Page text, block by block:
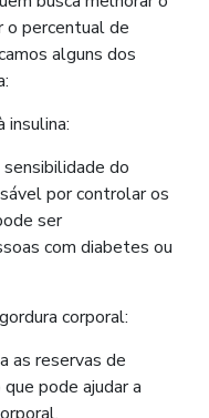
o percentual de
alguns dos
insulina:
do
por controlar os
ser
com diabetes ou
corporal:
as reservas de
pode ajudar a